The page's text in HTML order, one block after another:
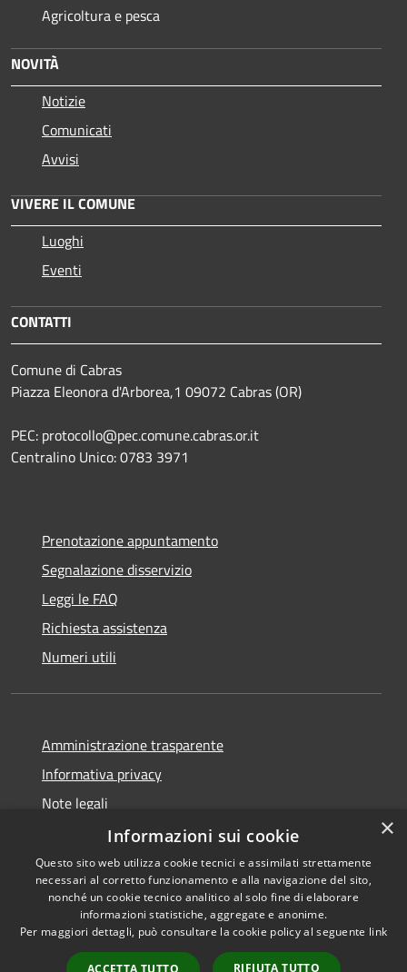
Agricoltura e pesca
NOVITÀ
Notizie
Comunicati
Avvisi
VIVERE IL COMUNE
Luoghi
Eventi
CONTATTI
Comune di Cabras
Piazza Eleonora d'Arborea,1 09072 Cabras (OR)
PEC: protocollo@pec.comune.cabras.or.it
Centralino Unico: 0783 3971
Prenotazione appuntamento
Segnalazione disservizio
Leggi le FAQ
Richiesta assistenza
Numeri utili
Amministrazione trasparente
Informativa privacy
Note legali
Dichiarazione di accessibilità
RSS
Accessibilità
Copyright © 2026 • Comune di
Cabras • Powered by
Municipium• Accesso
×
Informazioni sui cookie
Questo sito web utilizza cookie tecnici e assimilati strettamente
necessari al corretto funzionamento e alla navigazione del sito,
nonché un cookie tecnico analitico al solo fine di elaborare
informazioni statistiche, aggregate e anonime.
Per maggiori dettagli, può consultare la cookie policy al seguente link
ACCETTA TUTTO RIFIUTA TUTTO